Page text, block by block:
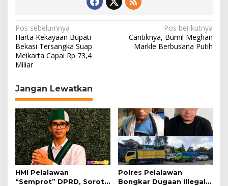
N
a
v
g
a
s
i
p
o
s
Pos sebelumnya
Harta Kekayaan Bupati
Bekasi Tersangka Suap
Meikarta Capai Rp 73,4
Miliar
Pos berikutnya
Cantiknya, Bumil Meghan
Markle Berbusana Putih
Jangan Lewatkan
HMI Pelalawan
“Semprot” DPRD, Soroti
Polres Pelalawan
Bongkar Dugaan Illegal